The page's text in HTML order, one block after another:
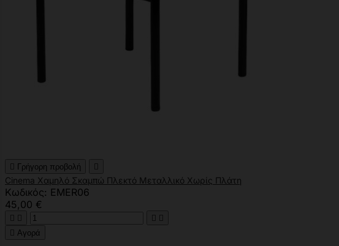
 Γρήγορη προβολή 
Cinema Χαμηλό Σκαμπώ Πλεκτό Μεταλλικό Χωρίς Πλάτη
Κωδικός: EMER06
45,00 €
   
 Αγορά